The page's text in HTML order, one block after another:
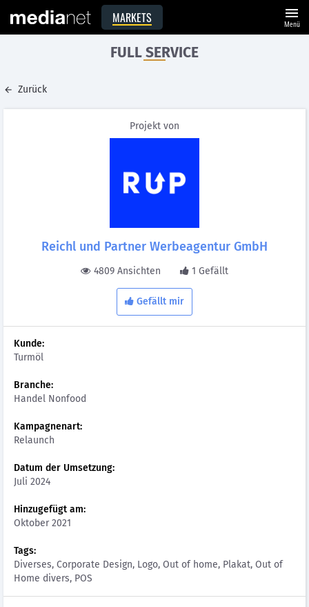
MARKETS menu
Menü
FULL SERVICE
Zurück
Projekt von
Reichl und Partner Werbeagentur GmbH
4809 Ansichten 1 Gefällt
Gefällt mir
Kunde:
Turmöl
Branche:
Handel Nonfood
Kampagnenart:
Relaunch
Datum der Umsetzung:
Juli 2024
Hinzugefügt am:
Oktober 2021
Tags:
Diverses, Corporate Design, Logo, Out of home, Plakat, Out of
Home divers, POS